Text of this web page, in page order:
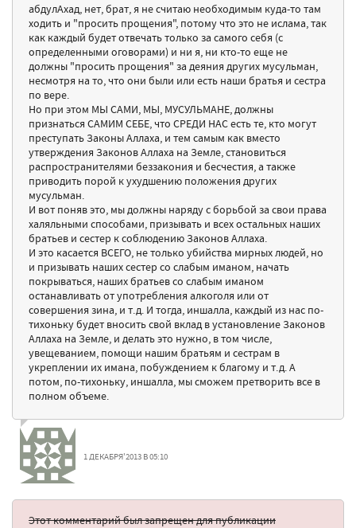
абдулАхад, нет, брат, я не считаю необходимым куда-то там
ходить и "просить прощения", потому что это не ислама, так
как каждый будет отвечать только за самого себя (с
определенными оговорами) и ни я, ни кто-то еще не
должны "просить прощения" за деяния других мусульман,
несмотря на то, что они были или есть наши братья и сестра
по вере.
Но при этом МЫ САМИ, МЫ, МУСУЛЬМАНЕ, должны
признаться САМИМ СЕБЕ, что СРЕДИ НАС есть те, кто могут
преступать Законы Аллаха, и тем самым как вместо
утверждения Законов Аллаха на Земле, становиться
распространителями беззакония и бесчестия, а также
приводить порой к ухудшению положения других
мусульман.
И вот поняв это, мы должны наряду с борьбой за свои права
халяльными способами, призывать и всех остальных наших
братьев и сестер к соблюдению Законов Аллаха.
И это касается ВСЕГО, не только убийства мирных людей, но
и призывать наших сестер со слабым иманом, начать
покрываться, наших братьев со слабым иманом
останавливать от употребления алкоголя или от
совершения зина, и т.д. И тогда, иншалла, каждый из нас по-
тихоньку будет вносить свой вклад в установление Законов
Аллаха на Земле, и делать это нужно, в том числе,
увещеванием, помощи нашим братьям и сестрам в
укреплении их имана, побуждением к благому и т.д. А
потом, по-тихоньку, иншалла, мы сможем претворить все в
полном объеме.
1 ДЕКАБРЯ'2013 В 05:10
Этот комментарий был запрещен для публикации